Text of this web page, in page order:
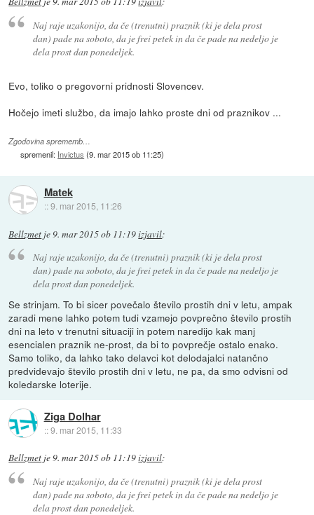
Naj raje uzakonijo, da če (trenutni) praznik (ki je dela prost
dan) pade na soboto, da je frei petek in da če pade na nedeljo je
dela prost dan ponedeljek.
Evo, toliko o pregovorni pridnosti Slovencev.
Hočejo imeti službo, da imajo lahko proste dni od praznikov ...
Zgodovina sprememb…
spremenil: Invictus (9. mar 2015 ob 11:25)
Matek
::9. mar 2015, 11:26
Bellzmet je9. mar 2015 ob 11:19izjavil:
Naj raje uzakonijo, da če (trenutni) praznik (ki je dela prost
dan) pade na soboto, da je frei petek in da če pade na nedeljo je
dela prost dan ponedeljek.
Se strinjam. To bi sicer povečalo število prostih dni v letu, ampak
zaradi mene lahko potem tudi vzamejo povprečno število prostih
dni na leto v trenutni situaciji in potem naredijo kak manj
esencialen praznik ne-prost, da bi to povprečje ostalo enako.
Samo toliko, da lahko tako delavci kot delodajalci natančno
predvidevajo število prostih dni v letu, ne pa, da smo odvisni od
koledarske loterije.
Ziga Dolhar
::9. mar 2015, 11:33
Bellzmet je9. mar 2015 ob 11:19izjavil:
Naj raje uzakonijo, da če (trenutni) praznik (ki je dela prost
dan) pade na soboto, da je frei petek in da če pade na nedeljo je
dela prost dan ponedeljek.